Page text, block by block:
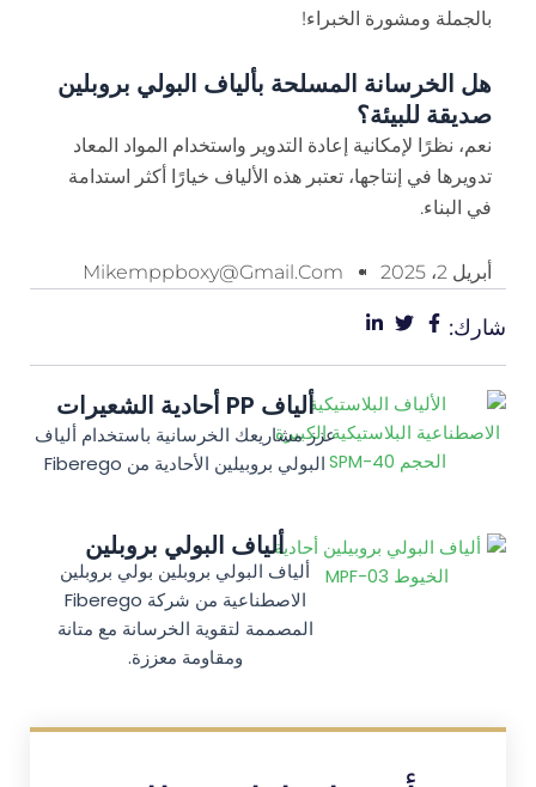
بالجملة ومشورة الخبراء!
هل الخرسانة المسلحة بألياف البولي بروبلين
صديقة للبيئة؟
نعم، نظرًا لإمكانية إعادة التدوير واستخدام المواد المعاد
تدويرها في إنتاجها، تعتبر هذه الألياف خيارًا أكثر استدامة
في البناء.
أبريل 2، 2025 Mikemppboxy@gmail.com
شارك:
ألياف PP أحادية الشعيرات
عزز مشاريعك الخرسانية باستخدام ألياف
البولي بروبيلين الأحادية من Fiberego
ألياف البولي بروبلين
ألياف البولي بروبلين بولي بروبلين
الاصطناعية من شركة Fiberego
المصممة لتقوية الخرسانة مع متانة
ومقاومة معززة.